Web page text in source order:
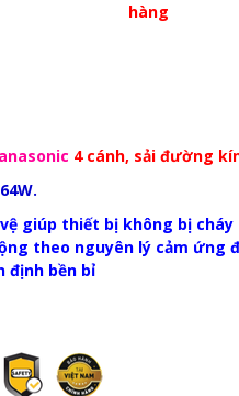
hàng
4 cánh, sải đường
giúp thiết bị không bị
theo nguyên lý cảm
định bền bỉ